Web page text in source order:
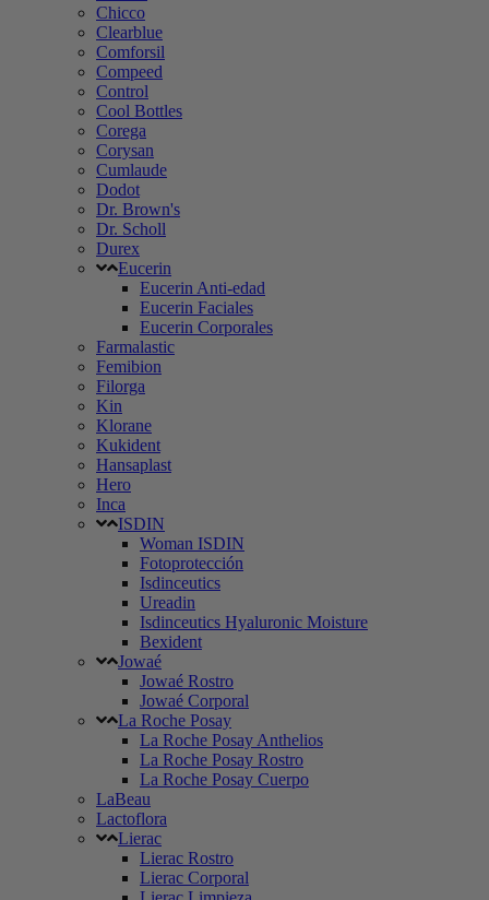
Chicco
Clearblue
Comforsil
Compeed
Control
Cool Bottles
Corega
Corysan
Cumlaude
Dodot
Dr. Brown's
Dr. Scholl
Durex
Eucerin
Eucerin Anti-edad
Eucerin Faciales
Eucerin Corporales
Farmalastic
Femibion
Filorga
Kin
Klorane
Kukident
Hansaplast
Hero
Inca
ISDIN
Woman ISDIN
Fotoprotección
Isdinceutics
Ureadin
Isdinceutics Hyaluronic Moisture
Bexident
Jowaé
Jowaé Rostro
Jowaé Corporal
La Roche Posay
La Roche Posay Anthelios
La Roche Posay Rostro
La Roche Posay Cuerpo
LaBeau
Lactoflora
Lierac
Lierac Rostro
Lierac Corporal